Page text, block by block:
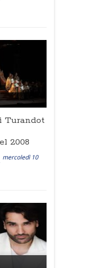
Turandot
2008
mercoledì 10